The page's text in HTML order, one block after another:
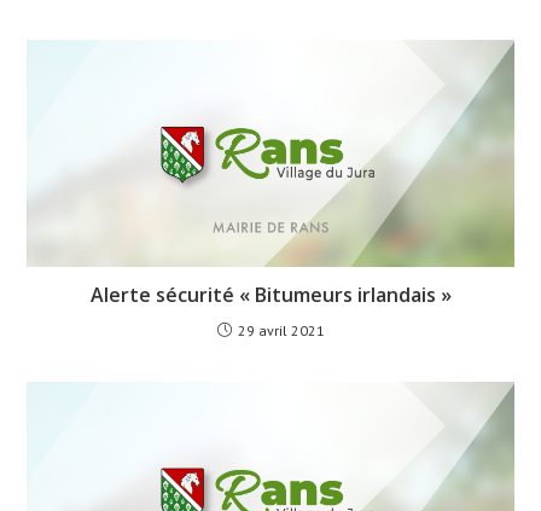
Alerte sécurité « Bitumeurs irlandais »
29 avril 2021